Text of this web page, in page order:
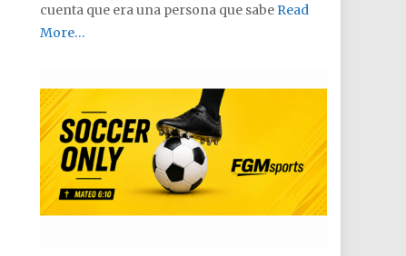
cuenta que era una persona que sabe Read
More…